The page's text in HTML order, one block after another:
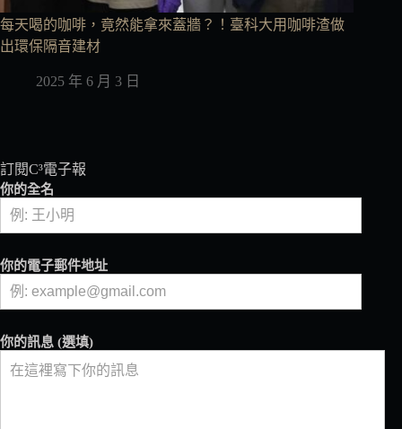
每天喝的咖啡，竟然能拿來蓋牆？！臺科大用咖啡渣做
出環保隔音建材
2025 年 6 月 3 日
訂閱C³電子報
你的全名
你的電子郵件地址
你的訊息 (選填)